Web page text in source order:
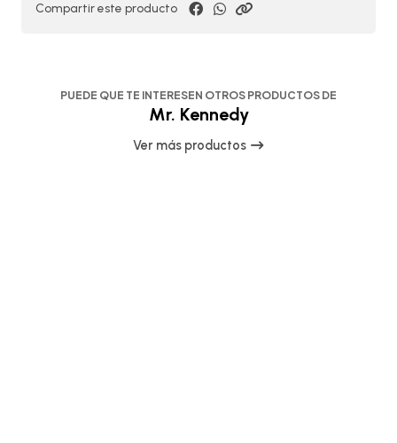
Compartir este producto
PUEDE QUE TE INTERESEN OTROS PRODUCTOS DE
Mr. Kennedy
Ver más productos